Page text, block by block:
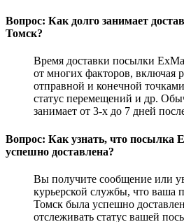
Вопрос: Как долго занимает
Томск?
Время доставки посылки
от многих факторов, включая
отправной и конечной
статус перемещений и др.
занимает от 3-х до 7 дней
Вопрос: Как узнать, что посылка
успешно доставлена?
Вы получите сообщение или
курьерской службы, что ваша
Томск была успешно
отслеживать статус вашей